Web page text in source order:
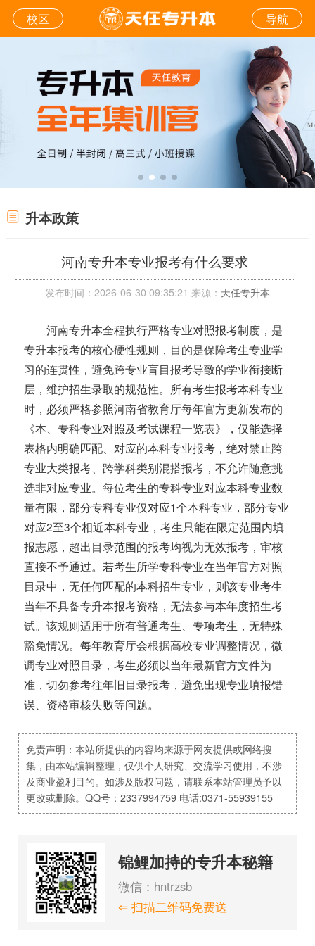
校区 导航
升本政策
河南专升本专业报考有什么要求
发布时间：2026-06-30 09:35:21 来源： 天任专升本
河南专升本全程执行严格专业对照报考制度，是
专升本报考的核心硬性规则，目的是保障考生专业学
习的连贯性，避免跨专业盲目报考导致的学业衔接断
层，维护招生录取的规范性。所有考生报考本科专业
时，必须严格参照河南省教育厅每年官方更新发布的
《本、专科专业对照及考试课程一览表》，仅能选择
表格内明确匹配、对应的本科专业报考，绝对禁止跨
专业大类报考、跨学科类别混搭报考，不允许随意挑
选非对应专业。每位考生的专科专业对应本科专业数
量有限，部分专科专业仅对应1个本科专业，部分专业
对应2至3个相近本科专业，考生只能在限定范围内填
报志愿，超出目录范围的报考均视为无效报考，审核
直接不予通过。若考生所学专科专业在当年官方对照
目录中，无任何匹配的本科招生专业，则该专业考生
当年不具备专升本报考资格，无法参与本年度招生考
试。该规则适用于所有普通考生、专项考生，无特殊
豁免情况。每年教育厅会根据高校专业调整情况，微
调专业对照目录，考生必须以当年最新官方文件为
准，切勿参考往年旧目录报考，避免出现专业填报错
误、资格审核失败等问题。
免责声明：本站所提供的内容均来源于网友提供或网络搜
集，由本站编辑整理，仅供个人研究、交流学习使用，不涉
及商业盈利目的。如涉及版权问题，请联系本站管理员予以
更改或删除。QQ号：2337994759 电话:0371-55939155
锦鲤加持的专升本秘籍
微信：hntrzsb
⇐ 扫描二维码免费送